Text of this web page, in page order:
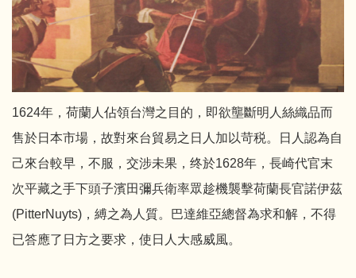
1624年，荷蘭人佔領台灣之目的，即欲壟斷明人絲織品而
售於日本市場，故對來台貿易之日人加以苛税。日人認為自
己來台較早，不服，交涉未果，终於1628年，長崎代官末
次平藏之手下頭子濱田彌兵衛率眾趁機襲擊荷蘭長官諾伊茲
(PitterNuyts)，縛之為人質。巴達維亞總督為求和解，不得
已答應了日方之要求，使日人大感威風。